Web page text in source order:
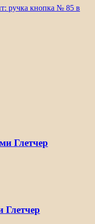
ручка кнопка № 85 в
Глетчер